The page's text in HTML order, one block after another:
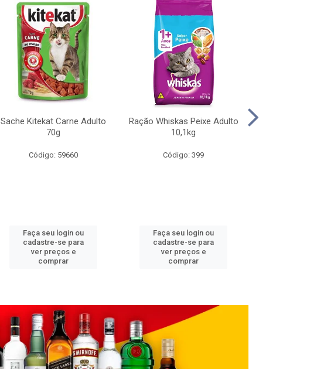
Sache Kitekat Carne Adulto
70g
Código: 59660
Faça seu login ou
cadastre-se para
ver preços e
comprar
Ração Whiskas Peixe Adulto
10,1kg
Código: 399
Faça seu login ou
cadastre-se para
ver preços e
comprar